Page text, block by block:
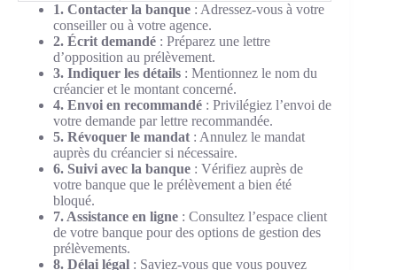
1. Contacter la banque : Adressez-vous à votre
conseiller ou à votre agence.
2. Écrit demandé : Préparez une lettre
d’opposition au prélèvement.
3. Indiquer les détails : Mentionnez le nom du
créancier et le montant concerné.
4. Envoi en recommandé : Privilégiez l’envoi de
votre demande par lettre recommandée.
5. Révoquer le mandat : Annulez le mandat
auprès du créancier si nécessaire.
6. Suivi avec la banque : Vérifiez auprès de
votre banque que le prélèvement a bien été
bloqué.
7. Assistance en ligne : Consultez l’espace client
de votre banque pour des options de gestion des
prélèvements.
8. Délai légal : Saviez-vous que vous pouvez